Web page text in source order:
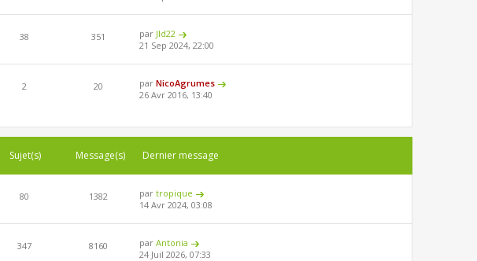
38 351 par Jld22
21 Sep 2024, 22:00
2 20 parNicoAgrumes
26 Avr 2016, 13:40
Sujet(s) Message(s) Dernier message
80 1382 partropique
14 Avr 2024, 03:08
347 8160 parAntonia
24 Juil 2026, 07:33